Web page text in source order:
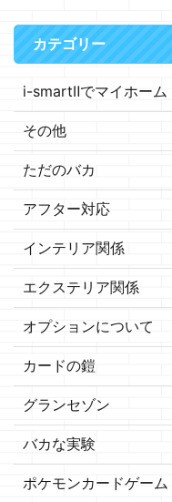
カテゴリー
i-smartⅡでマイホーム
その他
ただのバカ
アフター対応
インテリア関係
エクステリア関係
オプションについて
カードの鎧
グランセゾン
バカな実験
ポケモンカードゲーム